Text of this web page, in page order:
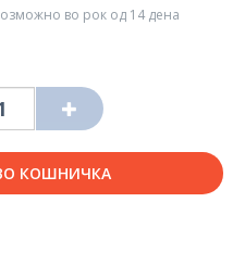
во рок од 14 дена
КОШНИЧКА